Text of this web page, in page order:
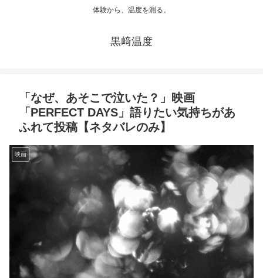
体験から、温度を測る。
黒﨑温度
「なぜ、あそこで泣いた？」映画
「PERFECT DAYS」語りたい気持ちがあ
ふれて投稿【ネタバレのみ】
映画